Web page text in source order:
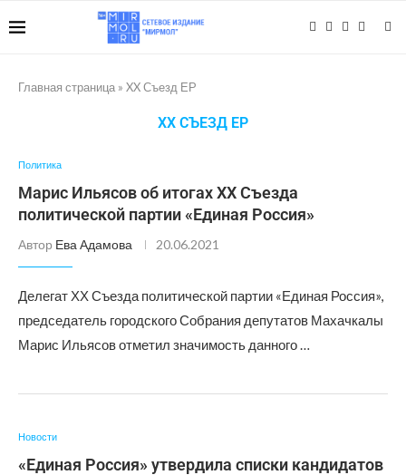
Главная страница » XX Съезд ЕР
XX СЪЕЗД ЕР
Политика
Марис Ильясов об итогах ХХ Съезда
политической партии «Единая Россия»
Автор Ева Адамова 20.06.2021
Делегат ХХ Съезда политической партии «Единая Россия»,
председатель городского Собрания депутатов Махачкалы
Марис Ильясов отметил значимость данного …
Новости
«Единая Россия» утвердила списки кандидатов